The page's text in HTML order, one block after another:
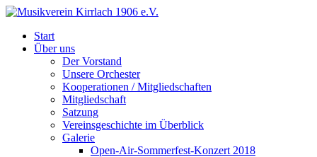
Start
Über uns
Der Vorstand
Unsere Orchester
Kooperationen / Mitgliedschaften
Mitgliedschaft
Satzung
Vereinsgeschichte im Überblick
Galerie
Open-Air-Sommerfest-Konzert 2018